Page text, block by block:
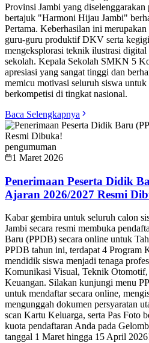
Provinsi Jambi yang
bertajuk "Harmoni Hijau Jambi"
Pertama. Keberhasilan ini
guru-guru produktif DKV serta
mengeksplorasi teknik ilustrasi
sekolah. Kepala Sekolah SMKN 5
apresiasi yang sangat tinggi dan
memicu motivasi seluruh siswa
berkompetisi di tingkat nasional.
Baca Selengkapnya
pengumuman
1 Maret 2026
Penerimaan Peserta Didik
Ajaran 2026/2027 Resmi
Kabar gembira untuk seluruh calon
Jambi secara resmi membuka
Baru (PPDB) secara online untuk
PPDB tahun ini, terdapat 4 Program
mendidik siswa menjadi tenaga
Komunikasi Visual, Teknik Otomotif,
Keuangan. Silakan kunjungi menu
untuk mendaftar secara online,
mengunggah dokumen persyaratan
scan Kartu Keluarga, serta Pas Foto
kuota pendaftaran Anda pada
tanggal 1 Maret hingga 15 April